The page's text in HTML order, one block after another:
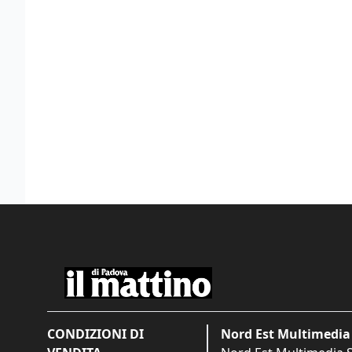
CONDIZIONI DI
Nord Est Multimedia